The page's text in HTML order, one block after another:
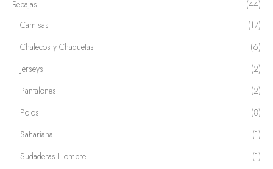
Rebajas
(44)
Camisas
(17)
Chalecos y Chaquetas
(6)
Jerseys
(2)
Pantalones
(2)
Polos
(8)
Sahariana
(1)
Sudaderas Hombre
(1)